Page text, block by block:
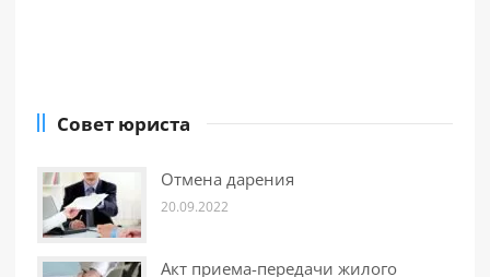
Совет юриста
Отмена дарения
20.09.2022
Акт приема-передачи жилого